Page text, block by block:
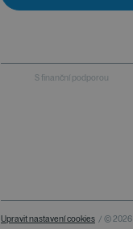
S finanční podporou
Upravit nastavení cookies / © 2026